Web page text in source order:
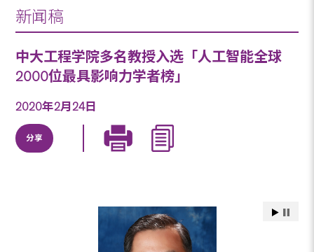
新闻稿
中大工程学院多名教授入选「人工智能全球
2000位最具影响力学者榜」
2020年2月24日
分享